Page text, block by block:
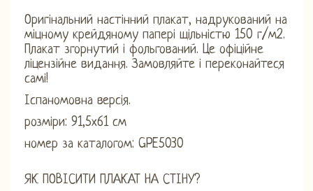
Оригінальний настінний плакат, надрукований на
міцному крейдяному папері щільністю 150 г/м2.
Плакат згорнутий і фольгований. Це офіційне
ліцензійне видання. Замовляйте і переконайтеся
самі!
Іспаномовна версія.
розміри: 91,5х61 см
номер за каталогом: GPE5030
ЯК ПОВІСИТИ ПЛАКАТ НА СТІНУ?